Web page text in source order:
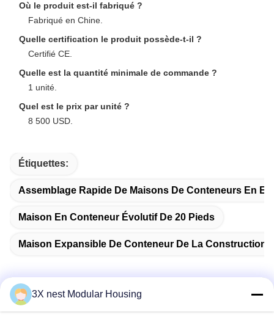
Où le produit est-il fabriqué ?
Fabriqué en Chine.
Quelle certification le produit possède-t-il ?
Certifié CE.
Quelle est la quantité minimale de commande ?
1 unité.
Quel est le prix par unité ?
8 500 USD.
Étiquettes:
Assemblage Rapide De Maisons De Conteneurs En
Maison En Conteneur Évolutif De 20 Pieds
Maison Expansible De Conteneur De La Construction
3X nest Modular Housing